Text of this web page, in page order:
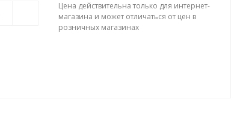
Цена действительна только для интернет-
магазина и может отличаться от цен в
розничных магазинах